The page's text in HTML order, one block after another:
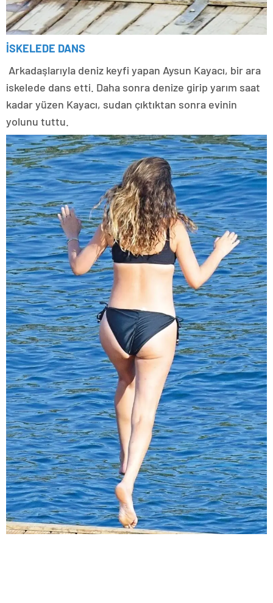
İSKELEDE DANS
Arkadaşlarıyla deniz keyfi yapan Aysun Kayacı, bir ara
iskelede dans etti. Daha sonra denize girip yarım saat
kadar yüzen Kayacı, sudan çıktıktan sonra evinin
yolunu tuttu.